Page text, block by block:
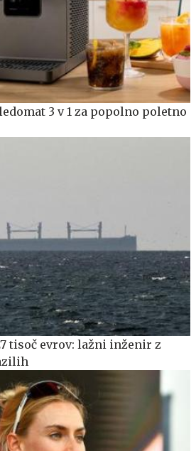
3 v 1 za popolno poletno
tisoč evrov: lažni inženir z